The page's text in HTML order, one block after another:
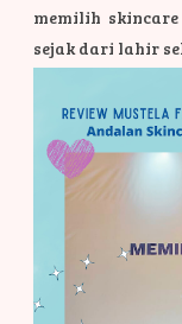
memilih
sejak dari lahir